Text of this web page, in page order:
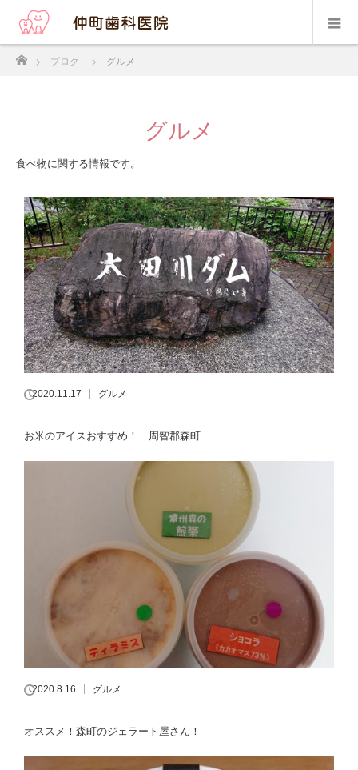
ブログ グルメ
グルメ
食べ物に関する情報です。
2020.11.17 グルメ
お米のアイスおすすめ！ 周智郡森町
2020.8.16 グルメ
オススメ！森町のジェラート屋さん！